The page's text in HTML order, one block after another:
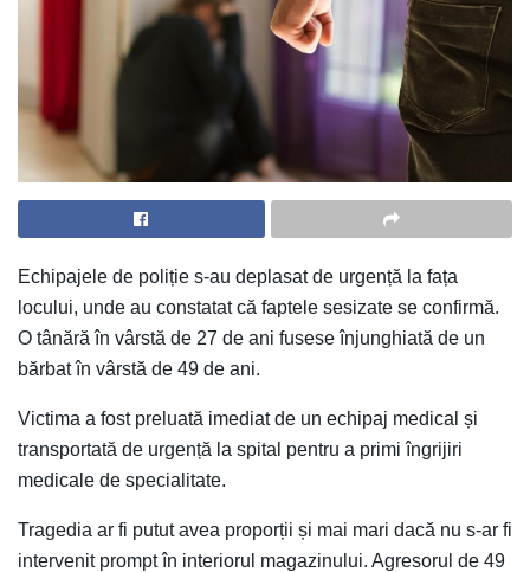
Echipajele de poliție s-au deplasat de urgență la fața
locului, unde au constatat că faptele sesizate se confirmă.
O tânără în vârstă de 27 de ani fusese înjunghiată de un
bărbat în vârstă de 49 de ani.
Victima a fost preluată imediat de un echipaj medical și
transportată de urgență la spital pentru a primi îngrijiri
medicale de specialitate.
Tragedia ar fi putut avea proporții și mai mari dacă nu s-ar fi
intervenit prompt în interiorul magazinului. Agresorul de 49